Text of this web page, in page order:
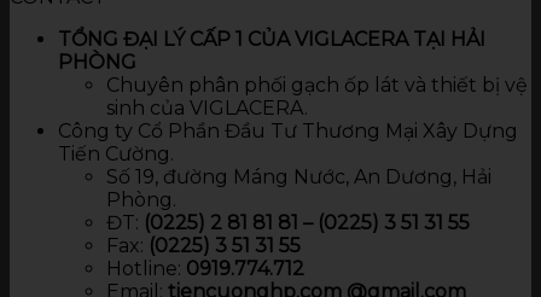
TỔNG ĐẠI LÝ CẤP 1 CỦA VIGLACERA TẠI HẢI
PHÒNG
Chuyên phân phối gạch ốp lát và thiết bị vệ
sinh của VIGLACERA.
Công ty Cổ Phần Đầu Tư Thương Mại Xây Dựng
Tiến Cường.
Số 19, đường Máng Nước, An Dương, Hải
Phòng.
ĐT: (0225) 2 81 81 81 – (0225) 3 51 31 55
Fax: (0225) 3 51 31 55
Hotline: 0919.774.712​
Email: tiencuonghp.com @gmail.com